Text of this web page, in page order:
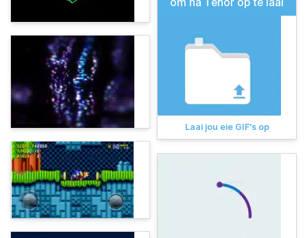
Laai jou eie GIF's op